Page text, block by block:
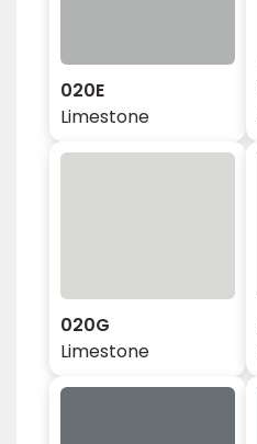
020E
Limestone
020G
Limestone